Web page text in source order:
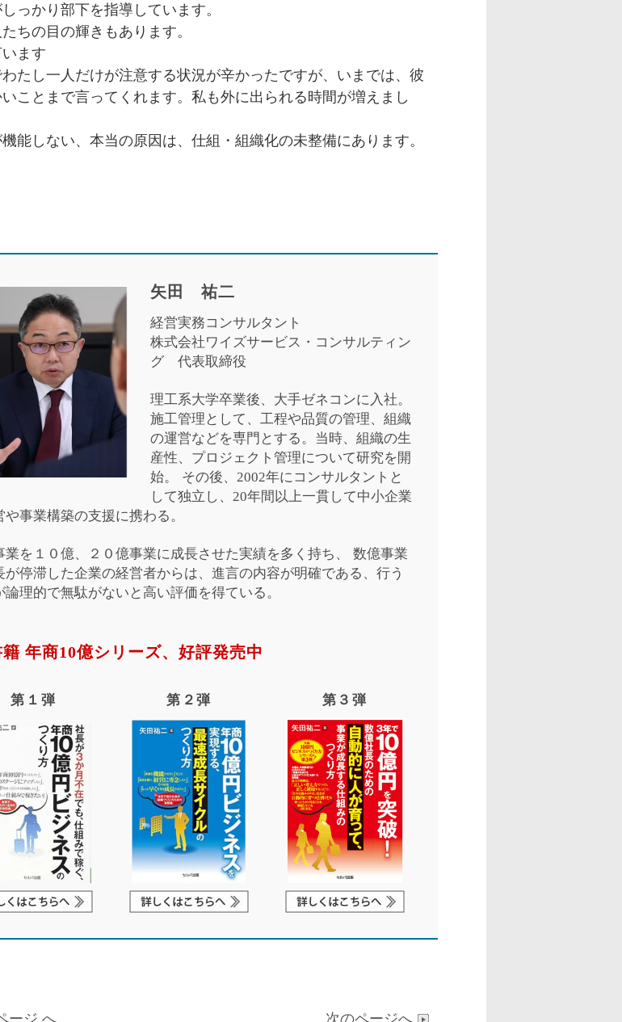
っかり部下を指導しています。
ちの目の輝きもあります。
ます
わたし一人だけが注意する状況が辛かったですが、いまでは、彼
いことまで言ってくれます。私も外に出られる時間が増えまし
能しない、本当の原因は、仕組・組織化の未整備にあります。
矢田 祐二
経営実務コンサルタント
株式会社ワイズサービス・コンサルティン
グ 代表取締役
理工系大学卒業後、大手ゼネコンに入社。
施工管理として、工程や品質の管理、組織
の運営などを専門とする。当時、組織の生
産性、プロジェクト管理について研究を開
始。
その後、2002年にコンサルタントと
して独立し、20年間以上一貫して中小企業
や事業構築の支援に携わる。
業を１０億、２０億事業に成長させた実績を多く持ち、
数億事業
が停滞した企業の経営者からは、進言の内容が明確である、行う
論理的で無駄がないと高い評価を得ている。
年商10億シリーズ、好評発売中
第１弾 第２弾 第３弾
ージ へ 次のページへ